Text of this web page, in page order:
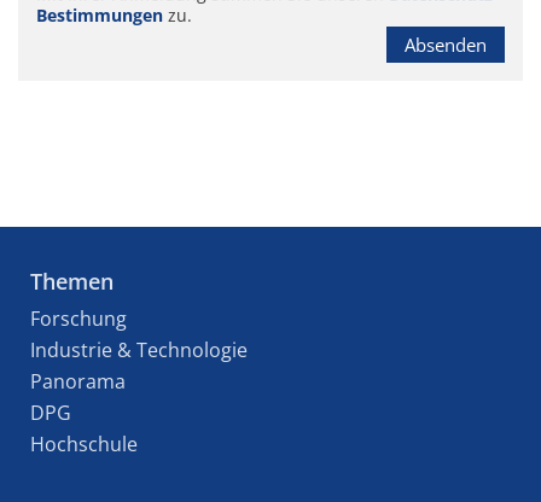
Bestimmungen zu.
Absenden
Themen
Forschung
Industrie & Technologie
Panorama
DPG
Hochschule